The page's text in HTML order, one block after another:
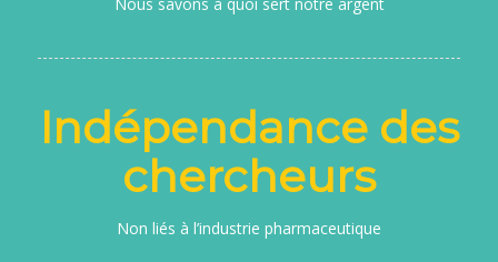
Indépendance des
chercheurs
Non liés à l’industrie pharmaceutique